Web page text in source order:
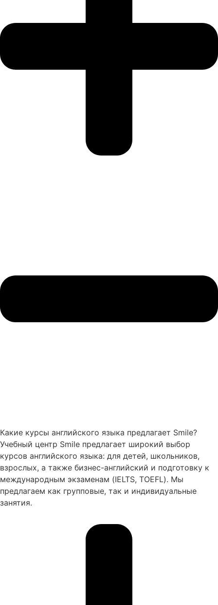
Какие курсы английского языка предлагает Smile?
Учебный центр Smile предлагает широкий выбор
курсов английского языка: для детей, школьников,
взрослых, а также бизнес-английский и подготовку к
международным экзаменам (IELTS, TOEFL). Мы
предлагаем как групповые, так и индивидуальные
занятия.